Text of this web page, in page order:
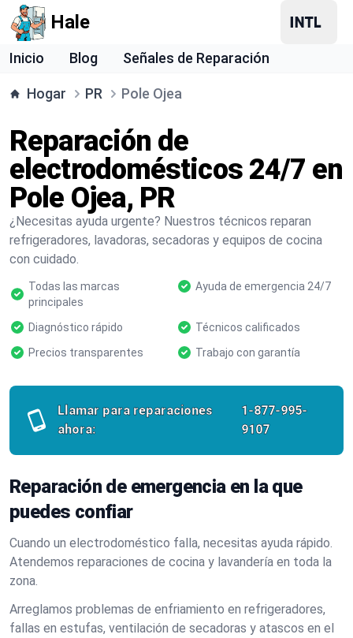
Hale
Inicio Blog Señales de Reparación
Hogar PR Pole Ojea
Reparación de
electrodomésticos 24/7 en
Pole Ojea, PR
¿Necesitas ayuda urgente? Nuestros técnicos reparan
refrigeradores, lavadoras, secadoras y equipos de cocina
con cuidado.
Todas las marcas
principales
Ayuda de emergencia 24/7
Diagnóstico rápido
Técnicos calificados
Precios transparentes
Trabajo con garantía
Llamar para reparaciones
ahora:
1-877-995-
9107
Reparación de emergencia en la que
puedes confiar
Cuando un electrodoméstico falla, necesitas ayuda rápido.
Atendemos reparaciones de cocina y lavandería en toda la
zona.
Arreglamos problemas de enfriamiento en refrigeradores,
fallas en estufas, ventilación de secadoras y atascos en el